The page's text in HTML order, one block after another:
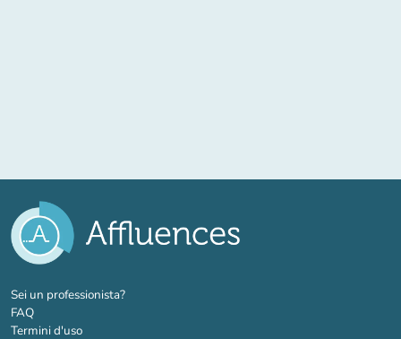
Sei un professionista?(nuova scheda)
FAQ
Termini d'uso